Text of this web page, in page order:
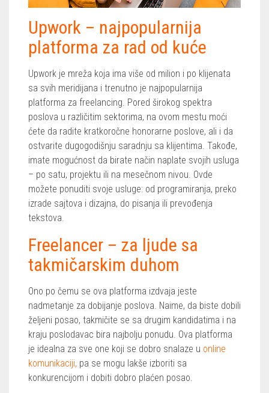
Upwork – najpopularnija
platforma za rad od kuće
Upwork je mreža koja ima više od milion i po klijenata
sa svih meridijana i trenutno je najpopularnija
platforma za freelancing. Pored širokog spektra
poslova u različitim sektorima, na ovom mestu moći
ćete da radite kratkoročne honorarne poslove, ali i da
ostvarite dugogodišnju saradnju sa klijentima. Takođe,
imate mogućnost da birate način naplate svojih usluga
– po satu, projektu ili na mesečnom nivou. Ovde
možete ponuditi svoje usluge: od programiranja, preko
izrade sajtova i dizajna, do pisanja ili prevođenja
tekstova.
Freelancer – za ljude sa
takmičarskim duhom
Ono po čemu se ova platforma izdvaja jeste
nadmetanje za dobijanje poslova. Naime, da biste dobili
željeni posao, takmičite se sa drugim kandidatima i na
kraju poslodavac bira najbolju ponudu. Ova platforma
je idealna za sve one koji se dobro snalaze u online
komunikaciji, pa se mogu lakše izboriti sa
konkurencijom i dobiti dobro plaćen posao.